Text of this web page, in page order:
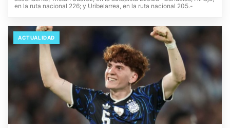
en la ruta nacional 226; y Uribelarrea, en la ruta nacional 205.-
ACTUALIDAD